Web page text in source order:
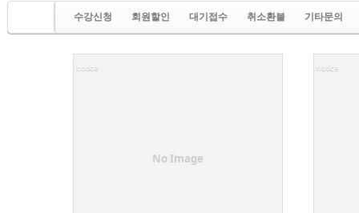
수강신청 회원할인 대기접수 취소환불
기타문의
No Image
notice notice